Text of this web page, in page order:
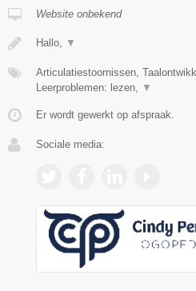
Website onbekend
Hallo, ▼
Articulatiestoornissen,
Leerproblemen: lezen, ▼
Er wordt gewerkt op afspraak.
Sociale media: